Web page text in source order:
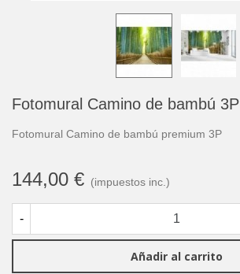
Fotomural Camino de bambú 3P
Fotomural Camino de bambú premium 3P
144,00 € (impuestos inc.)
-
Añadir al carrito